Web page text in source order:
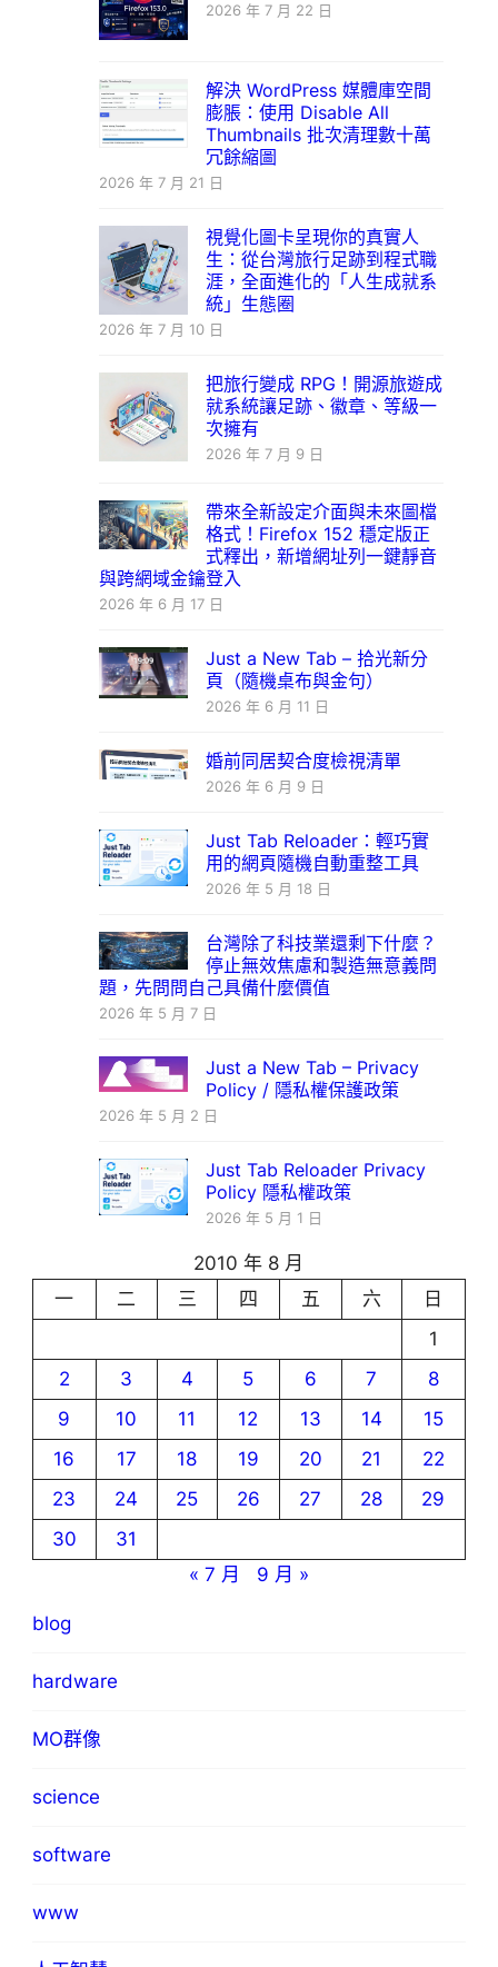
2026 年 7 月 22 日
解決 WordPress 媒體庫空間
膨脹：使用 Disable All
Thumbnails 批次清理數十萬
冗餘縮圖
2026 年 7 月 21 日
視覺化圖卡呈現你的真實人
生：從台灣旅行足跡到程式職
涯，全面進化的「人生成就系
統」生態圈
2026 年 7 月 10 日
把旅行變成 RPG！開源旅遊成
就系統讓足跡、徽章、等級一
次擁有
2026 年 7 月 9 日
帶來全新設定介面與未來圖檔
格式！Firefox 152 穩定版正
式釋出，新增網址列一鍵靜音
與跨網域金鑰登入
2026 年 6 月 17 日
Just a New Tab – 拾光新分
頁（隨機桌布與金句）
2026 年 6 月 11 日
婚前同居契合度檢視清單
2026 年 6 月 9 日
Just Tab Reloader：輕巧實
用的網頁隨機自動重整工具
2026 年 5 月 18 日
台灣除了科技業還剩下什麼？
停止無效焦慮和製造無意義問
題，先問問自己具備什麼價值
2026 年 5 月 7 日
Just a New Tab – Privacy
Policy / 隱私權保護政策
2026 年 5 月 2 日
Just Tab Reloader Privacy
Policy 隱私權政策
2026 年 5 月 1 日
2010 年 8 月
一
二 三 四 五 六
日
1
2
3 4 5 6 7
8
9
10 11 12 13 14
15
16
17 18 19 20 21
22
23
24 25 26 27 28
29
30
31
« 7 月
9 月 »
blog
hardware
MO群像
science
software
www